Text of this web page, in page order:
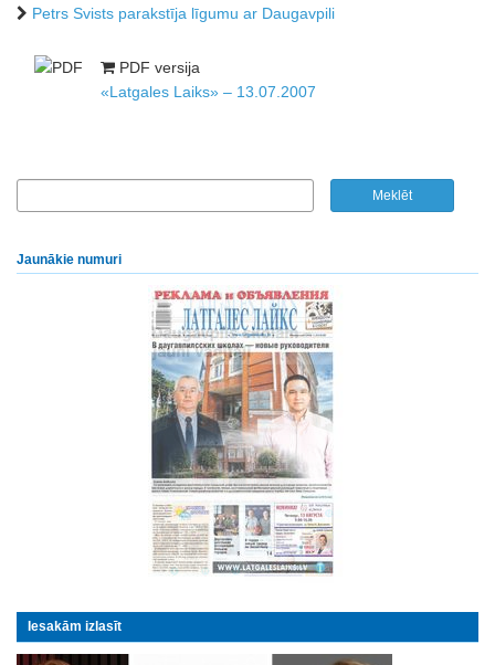
Petrs Svists parakstīja līgumu ar Daugavpili
PDF versija
«Latgales Laiks» – 13.07.2007
Jaunākie numuri
Iesakām izlasīt